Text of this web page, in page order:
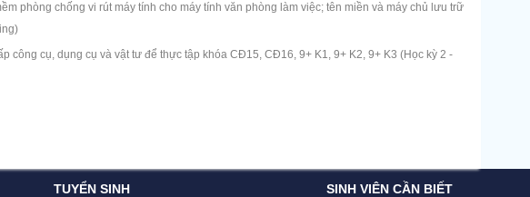
phòng chống vi rút máy tính cho máy tính văn phòng làm việc; tên miền và máy chủ lưu trữ
công cụ, dụng cụ và vật tư để thực tập khóa CĐ15, CĐ16, 9+ K1, 9+ K2, 9+ K3 (Học kỳ 2 -
TUYỂN SINH SINH VIÊN CẦN BIẾT